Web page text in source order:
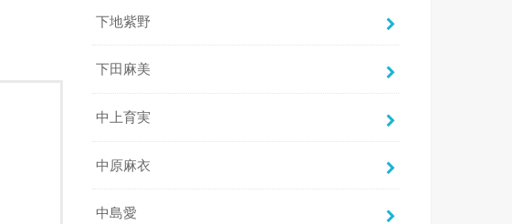
下地紫野
下田麻美
中上育実
中原麻衣
中島愛